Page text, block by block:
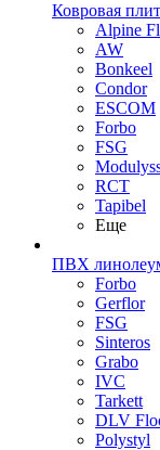
Ковровая
Alpine
AW
Bonkeel
Condor
ESCOM
Forbo
FSG
RCT
Tapibel
Еще
ПВХ
Forbo
Gerflor
FSG
Sinteros
Grabo
IVC
Tarkett
DLV
Polystyl